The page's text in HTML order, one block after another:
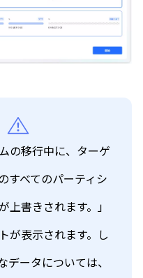
の移行中に、ターゲ
すべてのパーティシ
上書きされます。」
が表示されます。し
データについては、